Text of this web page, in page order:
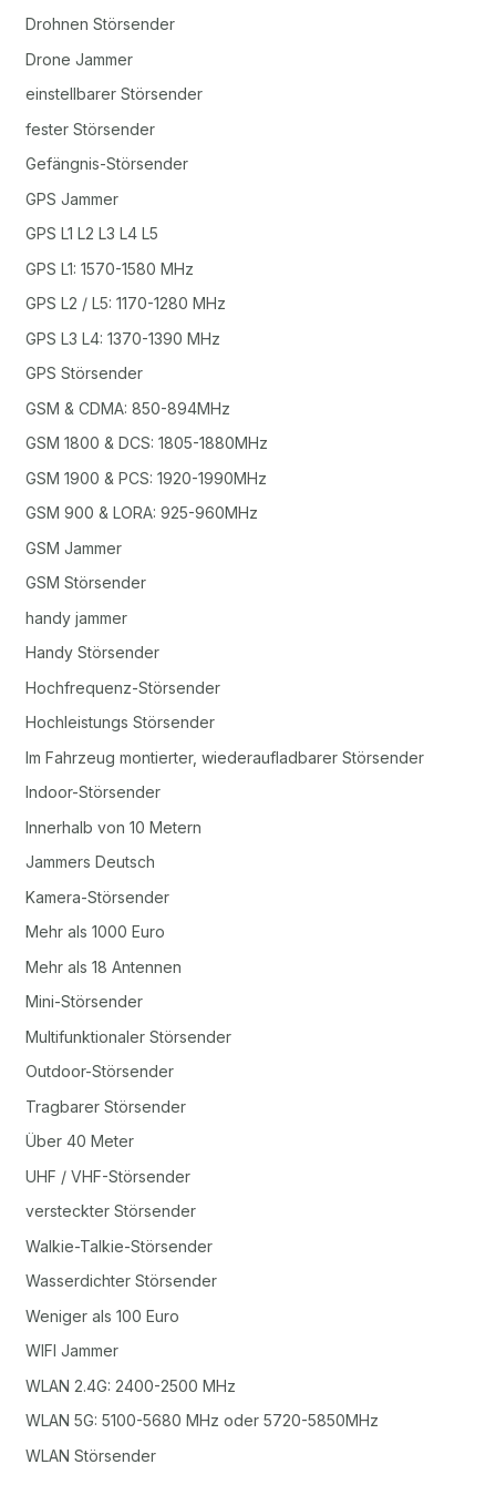
Drohnen Störsender
Drone Jammer
einstellbarer Störsender
fester Störsender
Gefängnis-Störsender
GPS Jammer
GPS L1 L2 L3 L4 L5
GPS L1: 1570-1580 MHz
GPS L2 / L5: 1170-1280 MHz
GPS L3 L4: 1370-1390 MHz
GPS Störsender
GSM & CDMA: 850-894MHz
GSM 1800 & DCS: 1805-1880MHz
GSM 1900 & PCS: 1920-1990MHz
GSM 900 & LORA: 925-960MHz
GSM Jammer
GSM Störsender
handy jammer
Handy Störsender
Hochfrequenz-Störsender
Hochleistungs Störsender
Im Fahrzeug montierter, wiederaufladbarer Störsender
Indoor-Störsender
Innerhalb von 10 Metern
Jammers Deutsch
Kamera-Störsender
Mehr als 1000 Euro
Mehr als 18 Antennen
Mini-Störsender
Multifunktionaler Störsender
Outdoor-Störsender
Tragbarer Störsender
Über 40 Meter
UHF / VHF-Störsender
versteckter Störsender
Walkie-Talkie-Störsender
Wasserdichter Störsender
Weniger als 100 Euro
WIFI Jammer
WLAN 2.4G: 2400-2500 MHz
WLAN 5G: 5100-5680 MHz oder 5720-5850MHz
WLAN Störsender